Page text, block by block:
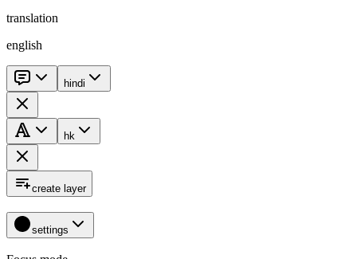
translation
english
hindi
hk
create layer
settings